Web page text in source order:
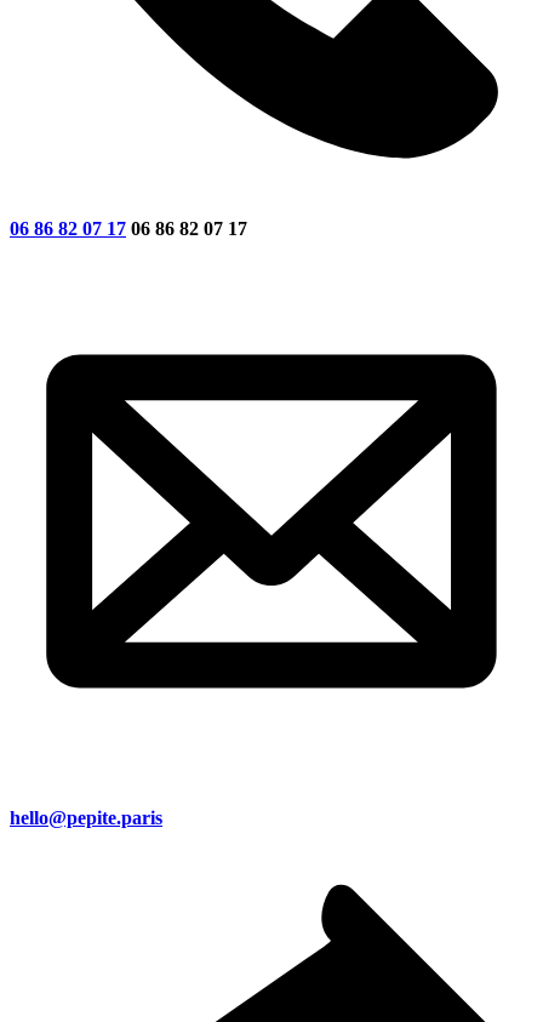
06 86 82 07 17 06 86 82 07 17
hello@pepite.paris